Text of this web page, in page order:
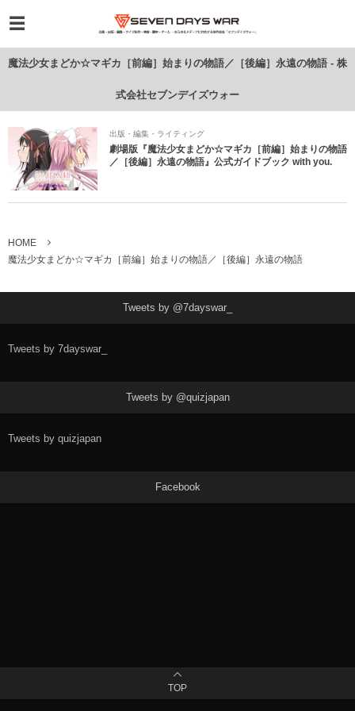
魔法少女まどか☆マギカ［前編］始まりの物語／［後編］永遠の物語 - 株
式会社セブンデイズウォー
出版・編集・ライティング
劇場版『魔法少女まどか☆マギカ［前編］始まりの物語
／［後編］永遠の物語』公式ガイドブック with you.
HOME
魔法少女まどか☆マギカ［前編］始まりの物語／［後編］永遠の物語
Tweets by @7dayswar_
Tweets by 7dayswar_
Tweets by @quizjapan
Tweets by quizjapan
Facebook
TOP